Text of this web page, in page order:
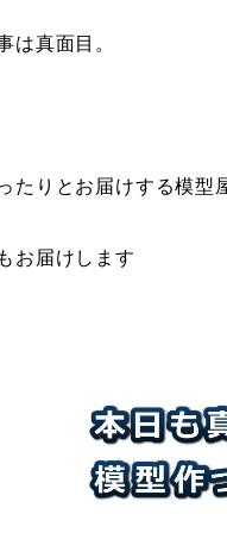
は真面目。
たりとお届けする模型
お届けします